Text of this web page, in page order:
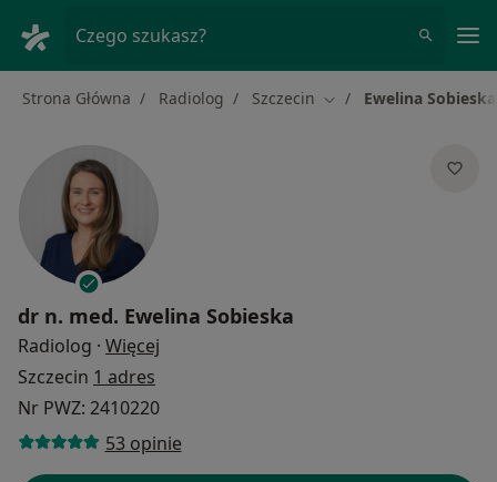
Czego szukasz?
Strona Główna Radiolog Szczecin Zmień miasto
Ewelina Sobieska
dr n. med. Ewelina Sobieska
Radiolog · Więcej
Szczecin 1 adres
Nr PWZ: 2410220
53 opinie